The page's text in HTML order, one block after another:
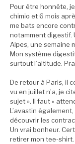
Pour être honnête,
chimio et 6 mois
me bats encore
notamment digestif.
Alpes, une semaine
Mon système
surtout l’altitude.
De retour à Paris, il
vu en juillet n’a, je
sujet ». Il faut «
L’avastin
découvrir les
Un vrai bonheur.
retirer mon tee-shirt.